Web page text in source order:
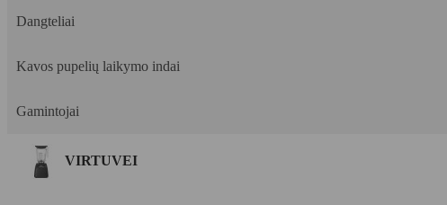
Dangteliai
Kavos pupelių laikymo indai
Gamintojai
VIRTUVEI